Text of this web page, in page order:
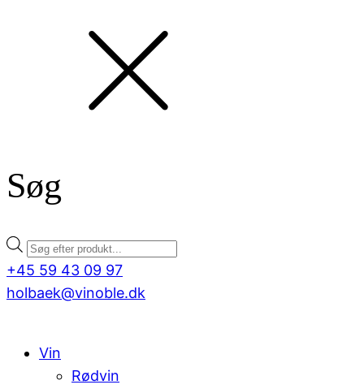
Søg
Products
search
+45 59 43 09 97
holbaek@vinoble.dk
Vin
Rødvin